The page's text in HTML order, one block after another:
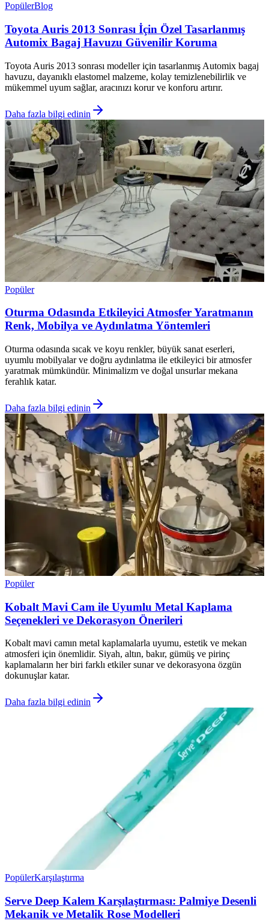
PopülerBlog
Toyota Auris 2013 Sonrası İçin Özel Tasarlanmış
Automix Bagaj Havuzu Güvenilir Koruma
Toyota Auris 2013 sonrası modeller için tasarlanmış Automix bagaj
havuzu, dayanıklı elastomel malzeme, kolay temizlenebilirlik ve
mükemmel uyum sağlar, aracınızı korur ve konforu artırır.
Daha fazla bilgi edinin
Popüler
Oturma Odasında Etkileyici Atmosfer Yaratmanın
Renk, Mobilya ve Aydınlatma Yöntemleri
Oturma odasında sıcak ve koyu renkler, büyük sanat eserleri,
uyumlu mobilyalar ve doğru aydınlatma ile etkileyici bir atmosfer
yaratmak mümkündür. Minimalizm ve doğal unsurlar mekana
ferahlık katar.
Daha fazla bilgi edinin
Popüler
Kobalt Mavi Cam ile Uyumlu Metal Kaplama
Seçenekleri ve Dekorasyon Önerileri
Kobalt mavi camın metal kaplamalarla uyumu, estetik ve mekan
atmosferi için önemlidir. Siyah, altın, bakır, gümüş ve pirinç
kaplamaların her biri farklı etkiler sunar ve dekorasyona özgün
dokunuşlar katar.
Daha fazla bilgi edinin
PopülerKarşılaştırma
Serve Deep Kalem Karşılaştırması: Palmiye Desenli
Mekanik ve Metalik Rose Modelleri